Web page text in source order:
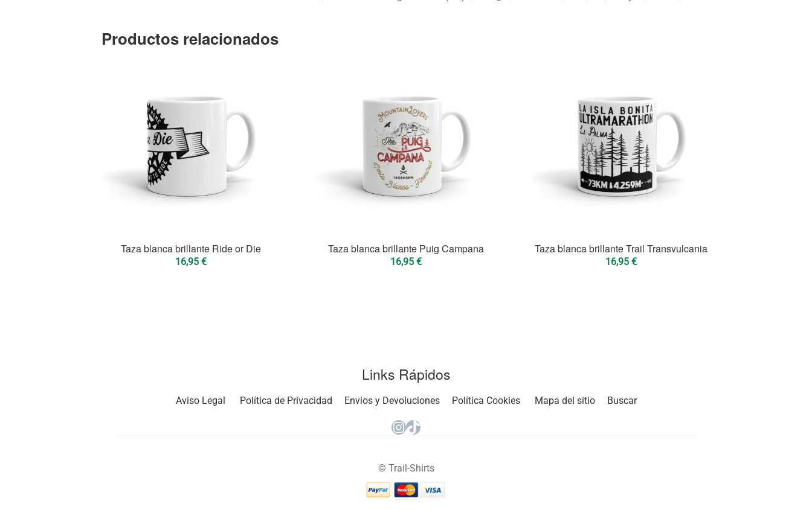
Productos relacionados
Taza blanca brillante Ride or Die
16,95€
Taza blanca brillante Puig Campana
16,95 €
Taza blanca brillante Trail Transvulcania
16,95 €
Links Rápidos
Aviso Legal Política de Privacidad Envios y Devoluciones Política Cookies Mapa del sitio Buscar
Instagram
TikTok
© Trail-Shirts